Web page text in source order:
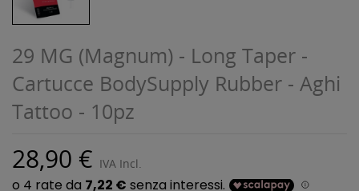
29 MG (Magnum) - Long Taper -
Cartucce BodySupply Rubber - Aghi
Tattoo - 10pz
28,90 € IVA Incl.